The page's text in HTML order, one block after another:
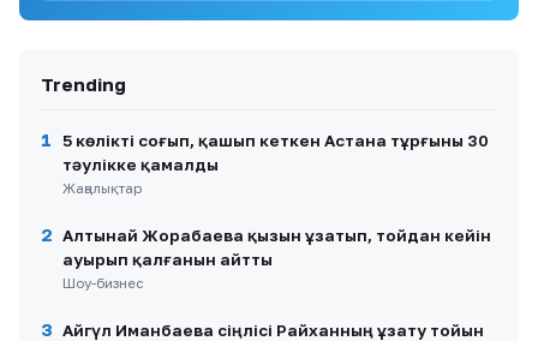
Trending
1
5 көлікті соғып, қашып кеткен Астана тұрғыны 30
тәулікке қамалды
Жаңалықтар
2 Алтынай Жорабаева қызын ұзатып, тойдан кейін
ауырып қалғанын айтты
Шоу-бизнес
3 Айгүл Иманбаева сіңлісі Райханның ұзату тойын